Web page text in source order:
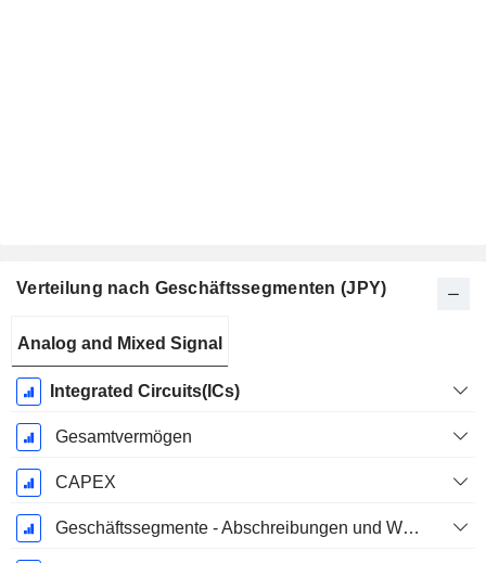
Verteilung nach Geschäftssegmenten (JPY)
Geschäftsjahres:
Analog and Mixed Signal
Integrated Circuits(ICs)
Gesamtvermögen
CAPEX
Geschäftssegmente - Abschreibungen und Wertminderungen